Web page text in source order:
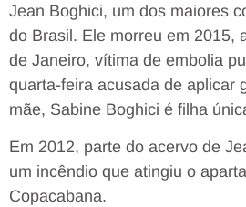
Jean Boghici, um dos maiores
do Brasil. Ele morreu em 2015,
de Janeiro, vítima de embolia
quarta-feira acusada de aplicar
mãe, Sabine Boghici é filha
Em 2012, parte do acervo de
um incêndio que atingiu o
Copacabana.